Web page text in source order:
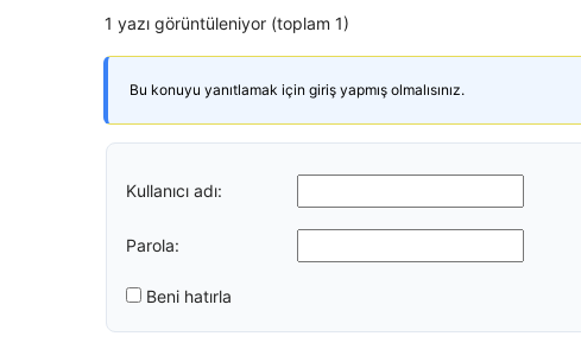
1 yazı görüntüleniyor (toplam 1)
Bu konuyu yanıtlamak için giriş yapmış olmalısınız.
Kullanıcı adı:
Parola:
Beni hatırla